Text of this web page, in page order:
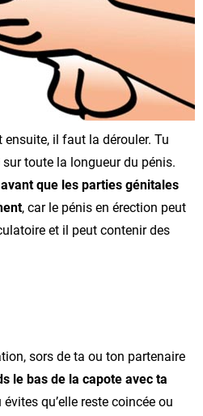
il faut la dérouler. Tu
toute la longueur du pénis.
que les parties génitales
, car le pénis en érection peut
et il peut contenir des
sors de ta ou ton partenaire
le bas de la capote avec ta
évites qu’elle reste coincée ou